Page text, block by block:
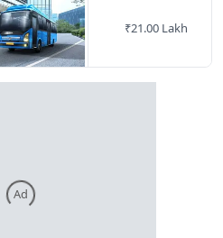
₹21.00 Lakh
Ad